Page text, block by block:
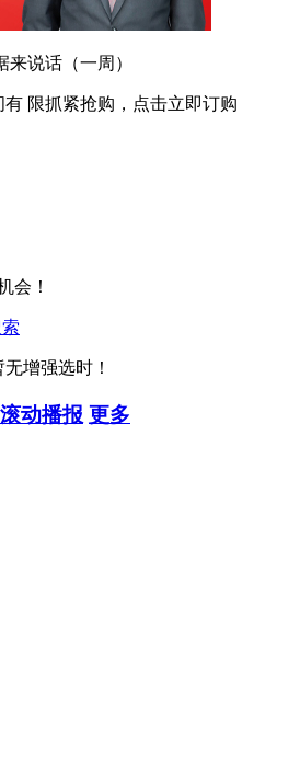
说话（一周）
限抓紧抢购，点击立即订购
会！
增强选时！
动播报 更多